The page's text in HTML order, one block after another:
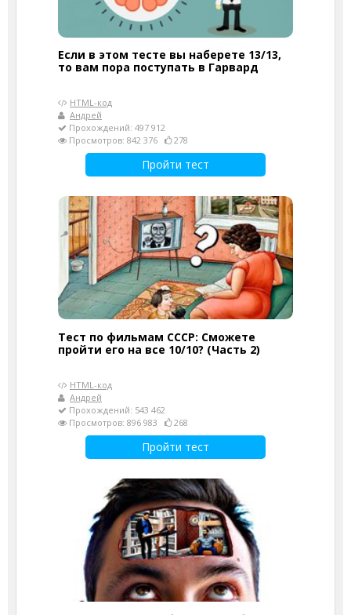
Если в этом тесте вы наберете 13/13,
то вам пора поступать в Гарвард
HTML-код
Андрей
Прохождений: 497 912
Просмотров: 842 376
278
Пройти тест
Тест по фильмам СССР: Сможете
пройти его на все 10/10? (Часть 2)
HTML-код
Андрей
Прохождений: 543 462
Просмотров: 896 983
268
Пройти тест